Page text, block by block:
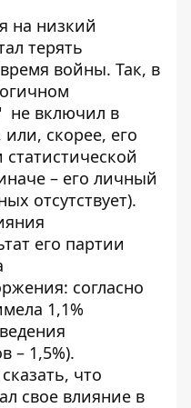
на низкий
терять
войны. Так, в
не включил в
или, скорее, его
статистической
– его личный
отсутствует).
его партии
согласно
1,1%
– 1,5%).
что
свое влияние в